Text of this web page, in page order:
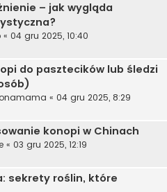
– jak wygląda
« 04 gru 2025, 10:40
do pasztecików lub śledzi
« 04 gru 2025, 8:29
konopi w Chinach
« 03 gru 2025, 12:19
sekrety roślin, które